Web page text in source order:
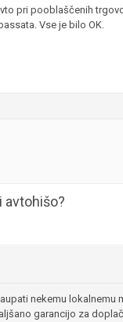
pri pooblaščenih
Vse je bilo OK.
avtohišo?
nekemu
garancijo za